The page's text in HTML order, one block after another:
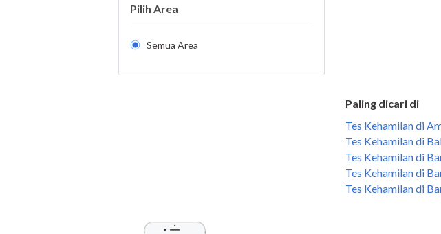
Paling dicari di
Tes Kehamilan di
Tes Kehamilan di
Tes Kehamilan di
Tes Kehamilan di
Tes Kehamilan di